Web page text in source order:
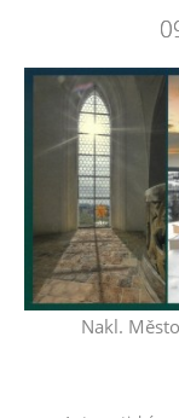
Nakl.